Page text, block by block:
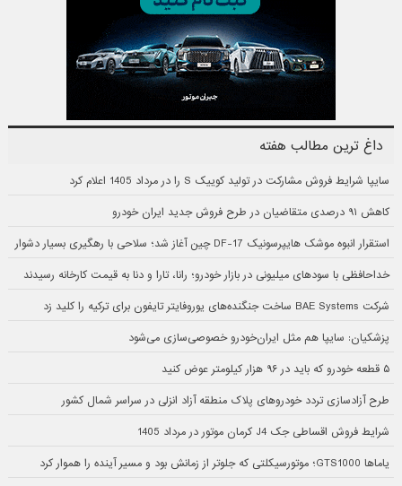
داغ ترین مطالب هفته
سایپا شرایط فروش مشارکت در تولید کوییک S را در مرداد 1405 اعلام کرد
کاهش ۹۱ درصدی متقاضیان در طرح فروش جدید ایران خودرو
استقرار انبوه موشک هایپرسونیک DF-17 چین آغاز شد؛ سلاحی با رهگیری بسیار دشوار
خداحافظی با سودهای میلیونی در بازار خودرو؛ رانا، تارا و دنا به قیمت کارخانه رسیدند
شرکت BAE Systems ساخت جنگنده‌های یوروفایتر تایفون برای ترکیه را کلید زد
پزشکیان: سایپا هم مثل ایران‌خودرو خصوصی‌سازی می‌شود
۵ قطعه خودرو که باید در ۹۶ هزار کیلومتر عوض کنید
طرح آزادسازی تردد خودروهای پلاک منطقه آزاد انزلی در سراسر شمال کشور
شرایط فروش اقساطی جک J4 کرمان موتور در مرداد 1405
یاماها GTS1000؛ موتورسیکلتی که جلوتر از زمانش بود و مسیر آینده را هموار کرد